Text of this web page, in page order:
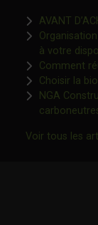
AVANT
à votre
Comment
Choisir la
NGA
Voir tous les